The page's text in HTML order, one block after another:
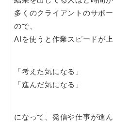
多くのクライアントのサポ
ので、
AIを使うと作業スピードが上
「考えた気になる」
「進んだ気になる」
になって、発信や仕事が進